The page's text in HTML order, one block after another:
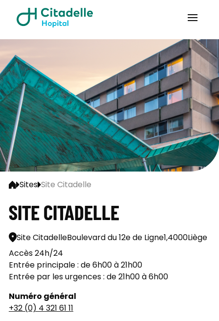
Sites Site Citadelle
SITE CITADELLE
Site CitadelleBoulevard du 12e de Ligne1,4000Liège
Accès 24h/24
Entrée principale : de 6h00 à 21h00
Entrée par les urgences : de 21h00 à 6h00
Numéro général
+32 (0) 4 321 61 11